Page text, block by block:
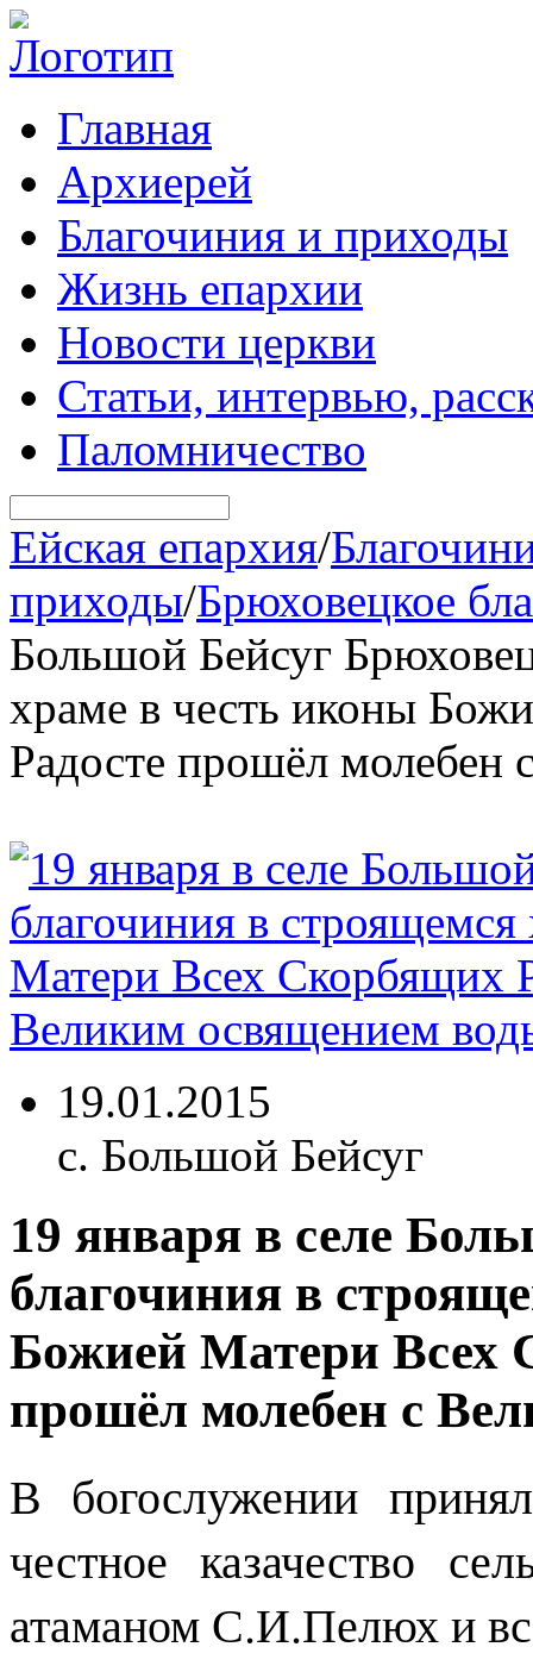
Главная
Архиерей
Благочиния и приходы
Жизнь епархии
Новости церкви
Статьи, интервью,
Паломничество
Ейская епархия/
приходы/Брюховецкое
Большой Бейсуг
храме в честь иконы
Радосте прошёл
19.01.2015
с. Большой Бейсуг
19 января в селе
благочиния в
Божией Матери Всех
прошёл молебен с
В богослужении
честное казачество
атаманом С.И.Пелюх и